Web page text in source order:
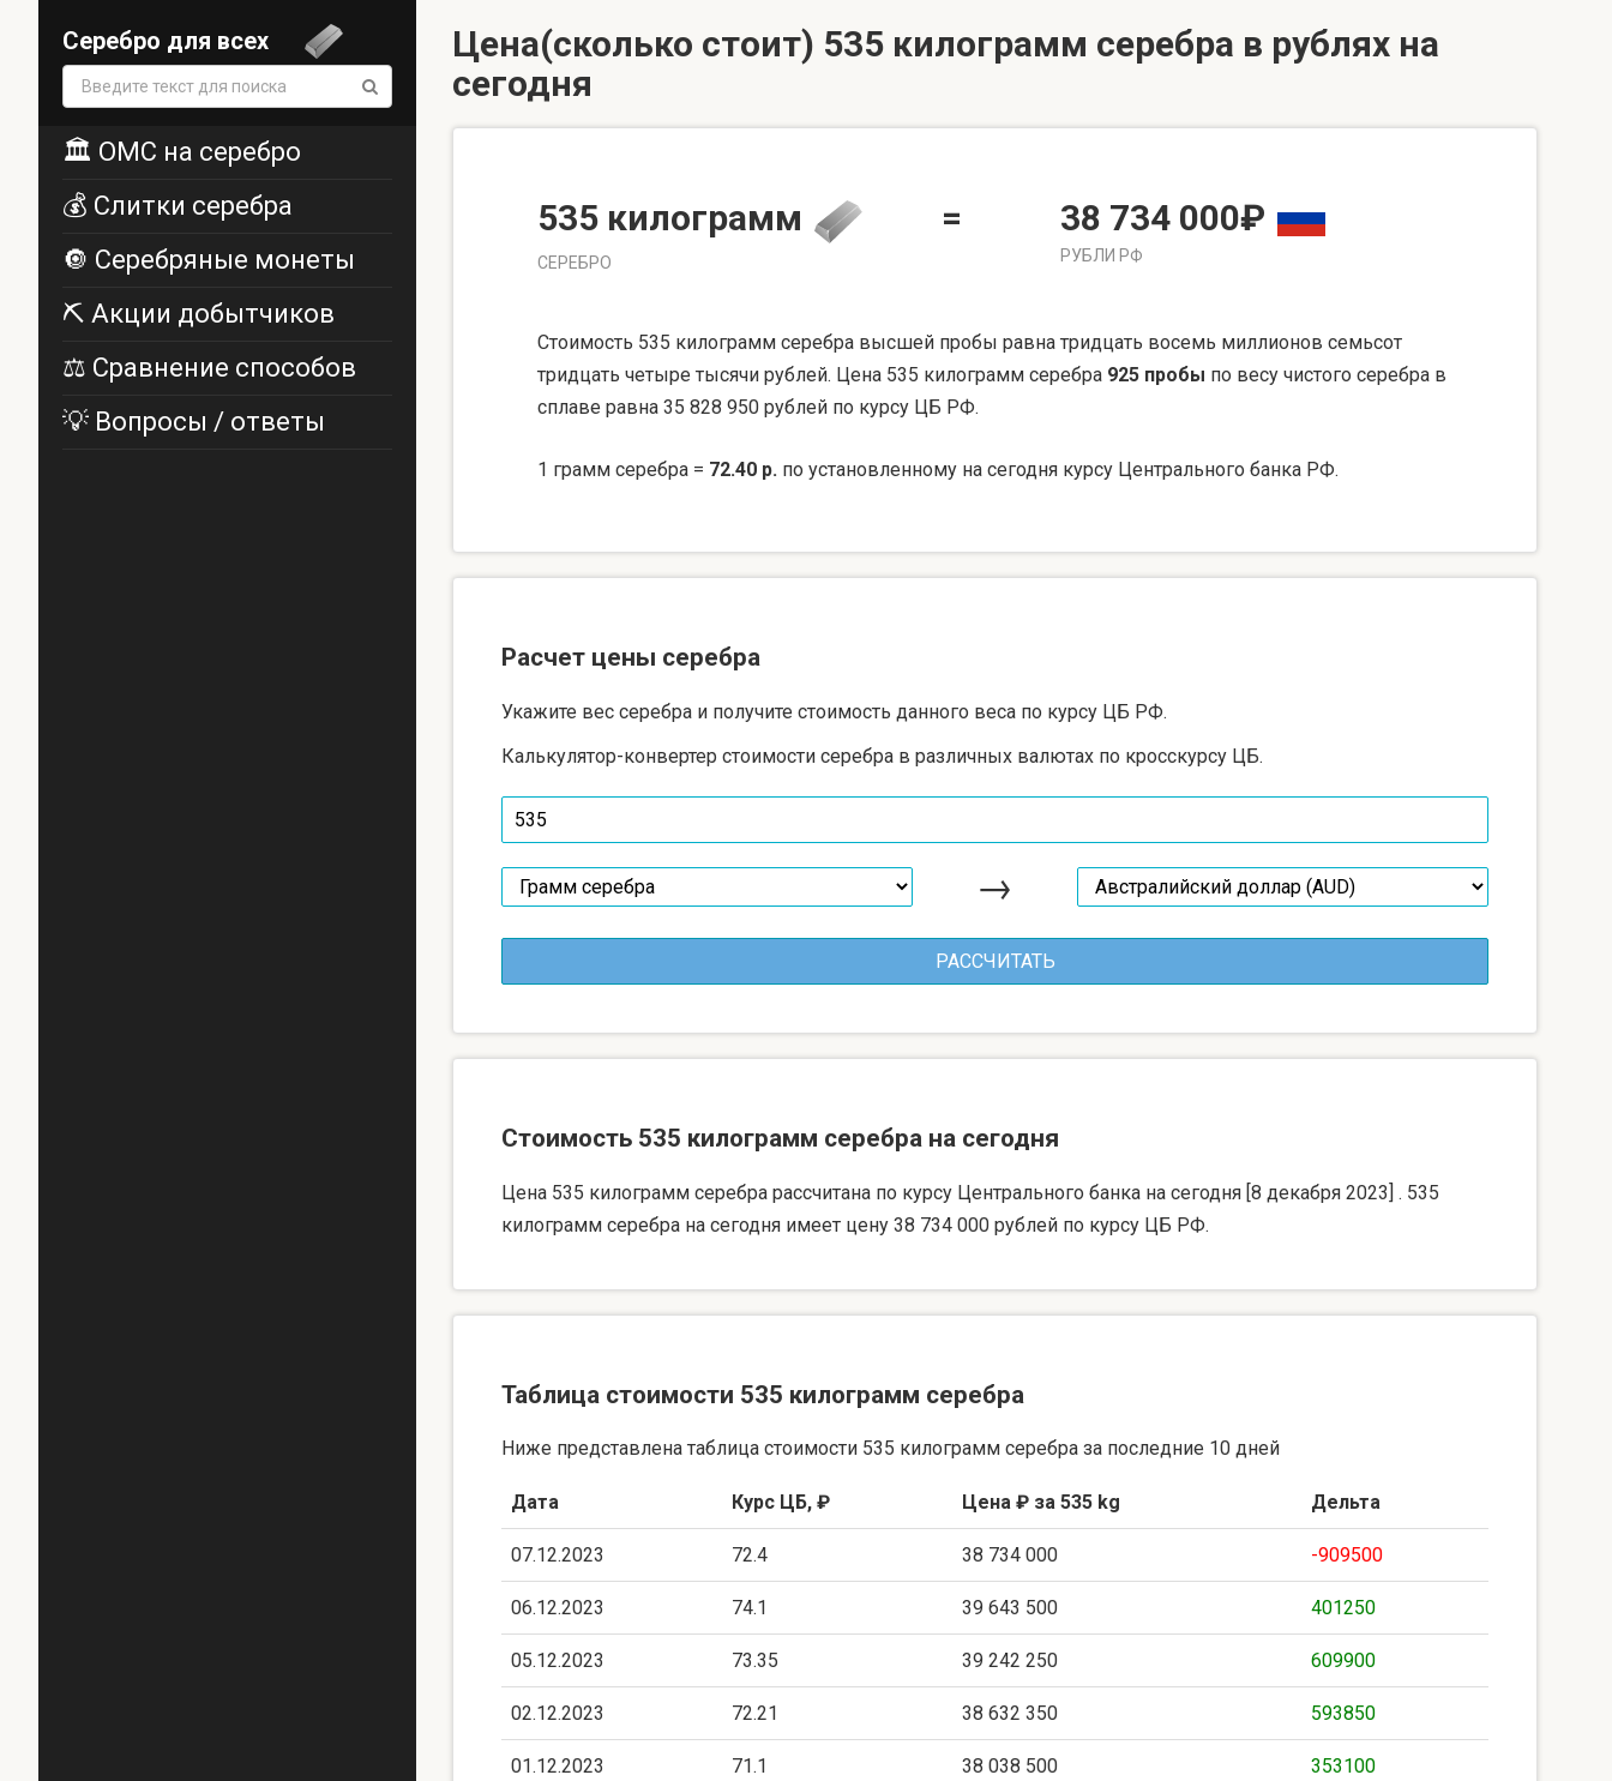
Серебро для всех
Поиск:
🏛️ ОМС на серебро
💰 Слитки серебра
🔘 Серебряные монеты
⛏️ Акции добытчиков
⚖️ Сравнение способов
💡 Вопросы / ответы
Цена(сколько стоит) 535 килограмм серебра в рублях на
сегодня
535 килограмм
СЕРЕБРО
= 38 734 000₽
РУБЛИ РФ
Стоимость 535 килограмм серебра высшей пробы равна тридцать восемь миллионов семьсот
тридцать четыре тысячи рублей. Цена 535 килограмм серебра 925 пробы по весу чистого серебра в
сплаве равна 35 828 950 рублей по курсу ЦБ РФ.
1 грамм серебра = 72.40 р. по установленному на сегодня курсу Центрального банка РФ.
Расчет цены серебра
Укажите вес серебра и получите стоимость данного веса по курсу ЦБ РФ.
Калькулятор-конвертер стоимости серебра в различных валютах по кросскурсу ЦБ.
→
Стоимость 535 килограмм серебра на сегодня
Цена 535 килограмм серебра рассчитана по курсу Центрального банка на сегодня [8 декабря 2023] . 535
килограмм серебра на сегодня имеет цену 38 734 000 рублей по курсу ЦБ РФ.
Таблица стоимости 535 килограмм серебра
Ниже представлена таблица стоимости 535 килограмм серебра за последние 10 дней
Дата Курс ЦБ, ₽ Цена ₽ за 535 kg Дельта
07.12.2023 72.4 38 734 000 -909500
06.12.2023 74.1 39 643 500 401250
05.12.2023 73.35 39 242 250 609900
02.12.2023 72.21 38 632 350 593850
01.12.2023 71.1 38 038 500 353100